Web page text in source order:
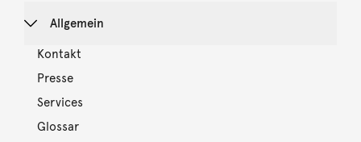
Allgemein
Kontakt
Presse
Services
Glossar